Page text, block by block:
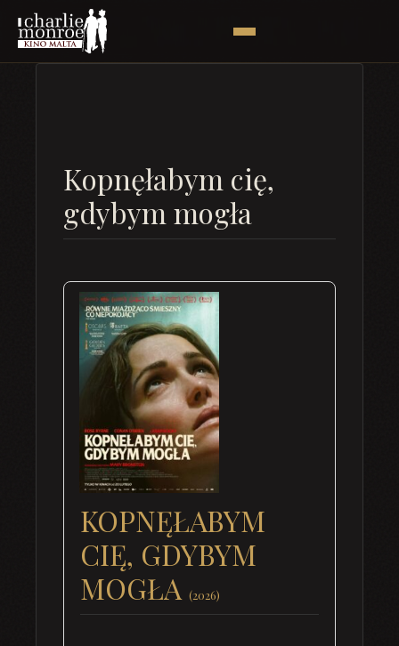
Kopnęłabym cię,
gdybym mogła
KOPNĘŁABYM
CIĘ, GDYBYM
MOGŁA (2026)